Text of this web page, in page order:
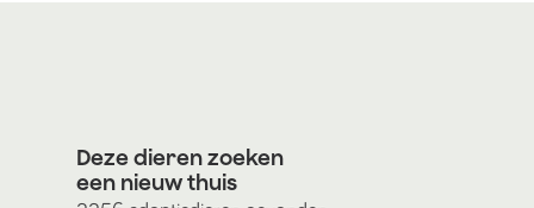
Deze dieren zoeken
een nieuw thuis